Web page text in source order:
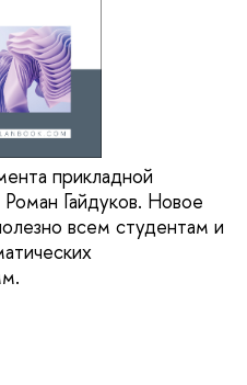
прикладной
Гайдуков. Новое
всем студентам и